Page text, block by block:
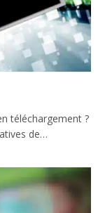
téléchargement ?
de…